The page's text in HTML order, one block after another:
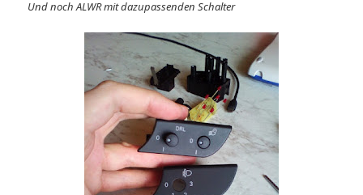
Und noch ALWR mit dazupassenden Schalter